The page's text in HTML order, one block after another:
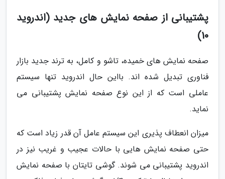
پشتیبانی از صفحه نمایش های جدید (اندروید
10)
صفحه نمایش های خمیده، تاشو و کامل، به ترند جدید بازار
فناوری تبدیل شده اند. بااین حال اندروید تنها سیستم
عاملی است که از این نوع صفحه نمایش پشتیبانی می
نماید.
میزان انعطاف پذیری این سیستم عامل آن قدر زیاد است که
حتی صفحه نمایش هایی با حالات عجیب و غریب نیز در
اندروید پشتیبانی می شوند. گوشی تایتان با صفحه نمایش